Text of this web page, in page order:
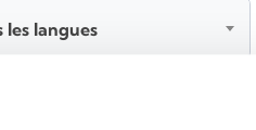
les langues